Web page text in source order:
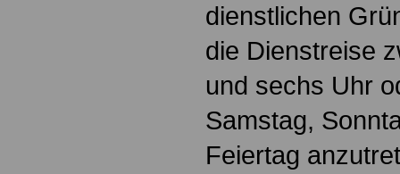
dienstlichen
die Dienstreise
und sechs Uhr
Samstag,
Feiertag